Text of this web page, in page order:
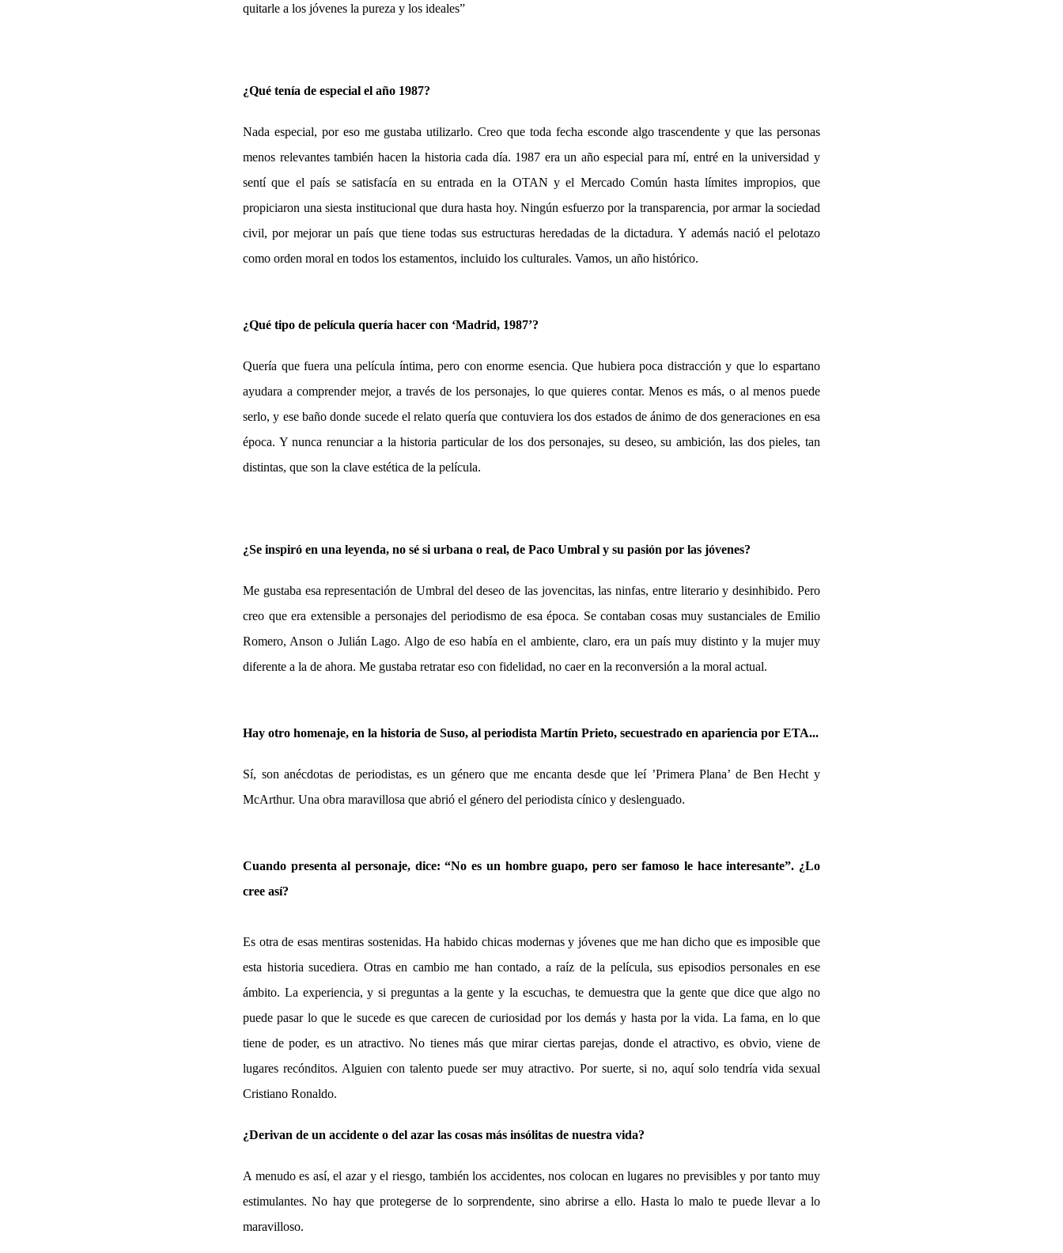
quitarle a los jóvenes la pureza y los ideales”
¿Qué tenía de especial el año 1987?
Nada especial, por eso me gustaba utilizarlo. Creo que toda fecha esconde algo trascendente y que las personas
menos relevantes también hacen la historia cada día. 1987 era un año especial para mí, entré en la universidad y
sentí que el país se satisfacía en su entrada en la OTAN y el Mercado Común hasta límites impropios, que
propiciaron una siesta institucional que dura hasta hoy. Ningún esfuerzo por la transparencia, por armar la sociedad
civil, por mejorar un país que tiene todas sus estructuras heredadas de la dictadura. Y además nació el pelotazo
como orden moral en todos los estamentos, incluido los culturales. Vamos, un año histórico.
¿Qué tipo de película quería hacer con ‘Madrid, 1987’?
Quería que fuera una película íntima, pero con enorme esencia. Que hubiera poca distracción y que lo espartano
ayudara a comprender mejor, a través de los personajes, lo que quieres contar. Menos es más, o al menos puede
serlo, y ese baño donde sucede el relato quería que contuviera los dos estados de ánimo de dos generaciones en esa
época. Y nunca renunciar a la historia particular de los dos personajes, su deseo, su ambición, las dos pieles, tan
distintas, que son la clave estética de la película.
¿Se inspiró en una leyenda, no sé si urbana o real, de Paco Umbral y su pasión por las jóvenes?
Me gustaba esa representación de Umbral del deseo de las jovencitas, las ninfas, entre literario y desinhibido. Pero
creo que era extensible a personajes del periodismo de esa época. Se contaban cosas muy sustanciales de Emilio
Romero, Anson o Julián Lago. Algo de eso había en el ambiente, claro, era un país muy distinto y la mujer muy
diferente a la de ahora. Me gustaba retratar eso con fidelidad, no caer en la reconversión a la moral actual.
Hay otro homenaje, en la historia de Suso, al periodista Martín Prieto, secuestrado en apariencia por ETA...
Sí, son anécdotas de periodistas, es un género que me encanta desde que leí ’Primera Plana’ de Ben Hecht y
McArthur. Una obra maravillosa que abrió el género del periodista cínico y deslenguado.
Cuando presenta al personaje, dice: “No es un hombre guapo, pero ser famoso le hace interesante”. ¿Lo
cree así?
Es otra de esas mentiras sostenidas. Ha habido chicas modernas y jóvenes que me han dicho que es imposible que
esta historia sucediera. Otras en cambio me han contado, a raíz de la película, sus episodios personales en ese
ámbito. La experiencia, y si preguntas a la gente y la escuchas, te demuestra que la gente que dice que algo no
puede pasar lo que le sucede es que carecen de curiosidad por los demás y hasta por la vida. La fama, en lo que
tiene de poder, es un atractivo. No tienes más que mirar ciertas parejas, donde el atractivo, es obvio, viene de
lugares recónditos. Alguien con talento puede ser muy atractivo. Por suerte, si no, aquí solo tendría vida sexual
Cristiano Ronaldo.
¿Derivan de un accidente o del azar las cosas más insólitas de nuestra vida?
A menudo es así, el azar y el riesgo, también los accidentes, nos colocan en lugares no previsibles y por tanto muy
estimulantes. No hay que protegerse de lo sorprendente, sino abrirse a ello. Hasta lo malo te puede llevar a lo
maravilloso.